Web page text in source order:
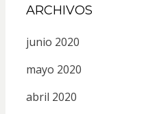
ARCHIVOS
junio 2020
mayo 2020
abril 2020